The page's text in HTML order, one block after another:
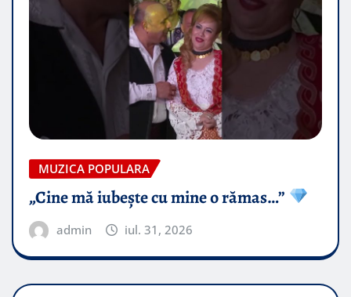
MUZICA POPULARA
„Cine mă iubește cu mine o rămas…”
admin iul. 31, 2026